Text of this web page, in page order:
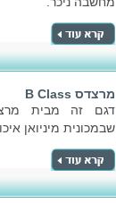
מרצדס B Class
דגם זה מבית
שבמכונית מיניואן